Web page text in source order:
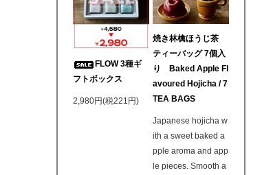
FLOW 3種ギ
フトボックス
2,980円(税221円)
焼き林檎ほうじ茶
ティーバッグ 7個入
り Baked Apple Fl
avoured Hojicha / 7
TEA BAGS
Japanese hojicha w
ith a sweet baked a
pple aroma and app
le pieces. Smooth a